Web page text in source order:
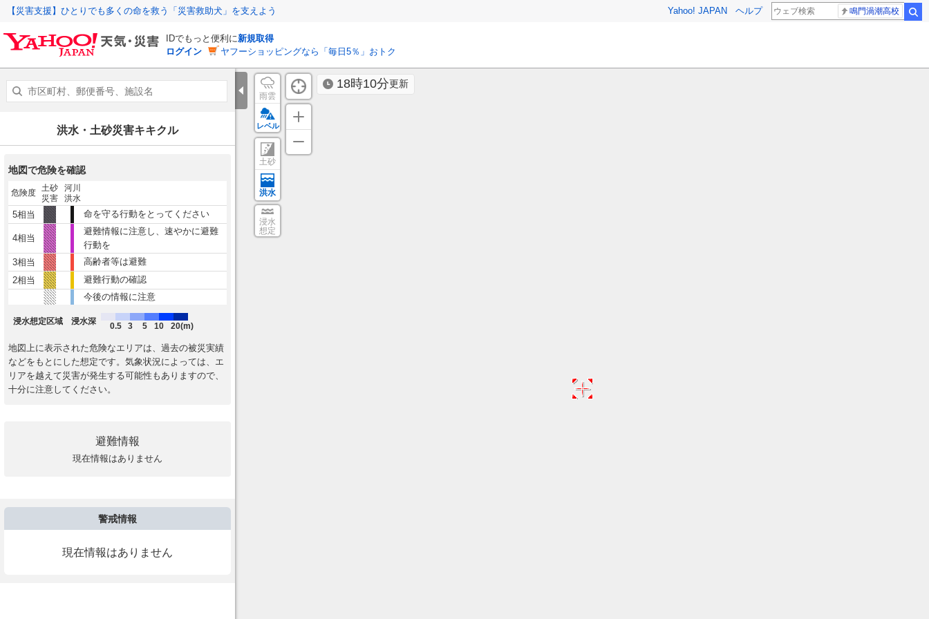
【災害支援】ひとりでも多くの命を救う「災害救助犬」を支えよう Yahoo! JAPAN ヘルプ 鳴門渦潮高校
IDでもっと便利に新規取得
ログイン
ヤフーショッピングなら「毎日5％」おトク
18時10分更新
雨雲
レベル
土砂
洪水
浸水
想定
洪水・土砂災害キキクル
地図で危険を確認
危険度 土砂
災害
河川
洪水
5相当 命を守る行動をとってください
4相当
避難情報に注意し、速やかに避難
行動を
3相当
高齢者等は避難
2相当
避難行動の確認
今後の情報に注意
浸水想定区域 浸水深
0.5 3 5 10 20(m)
地図上に表示された危険なエリアは、過去の被災実績
などをもとにした想定です。気象状況によっては、エ
リアを越えて災害が発生する可能性もありますので、
十分に注意してください。
避難情報
現在情報はありません
警戒情報
現在情報はありません